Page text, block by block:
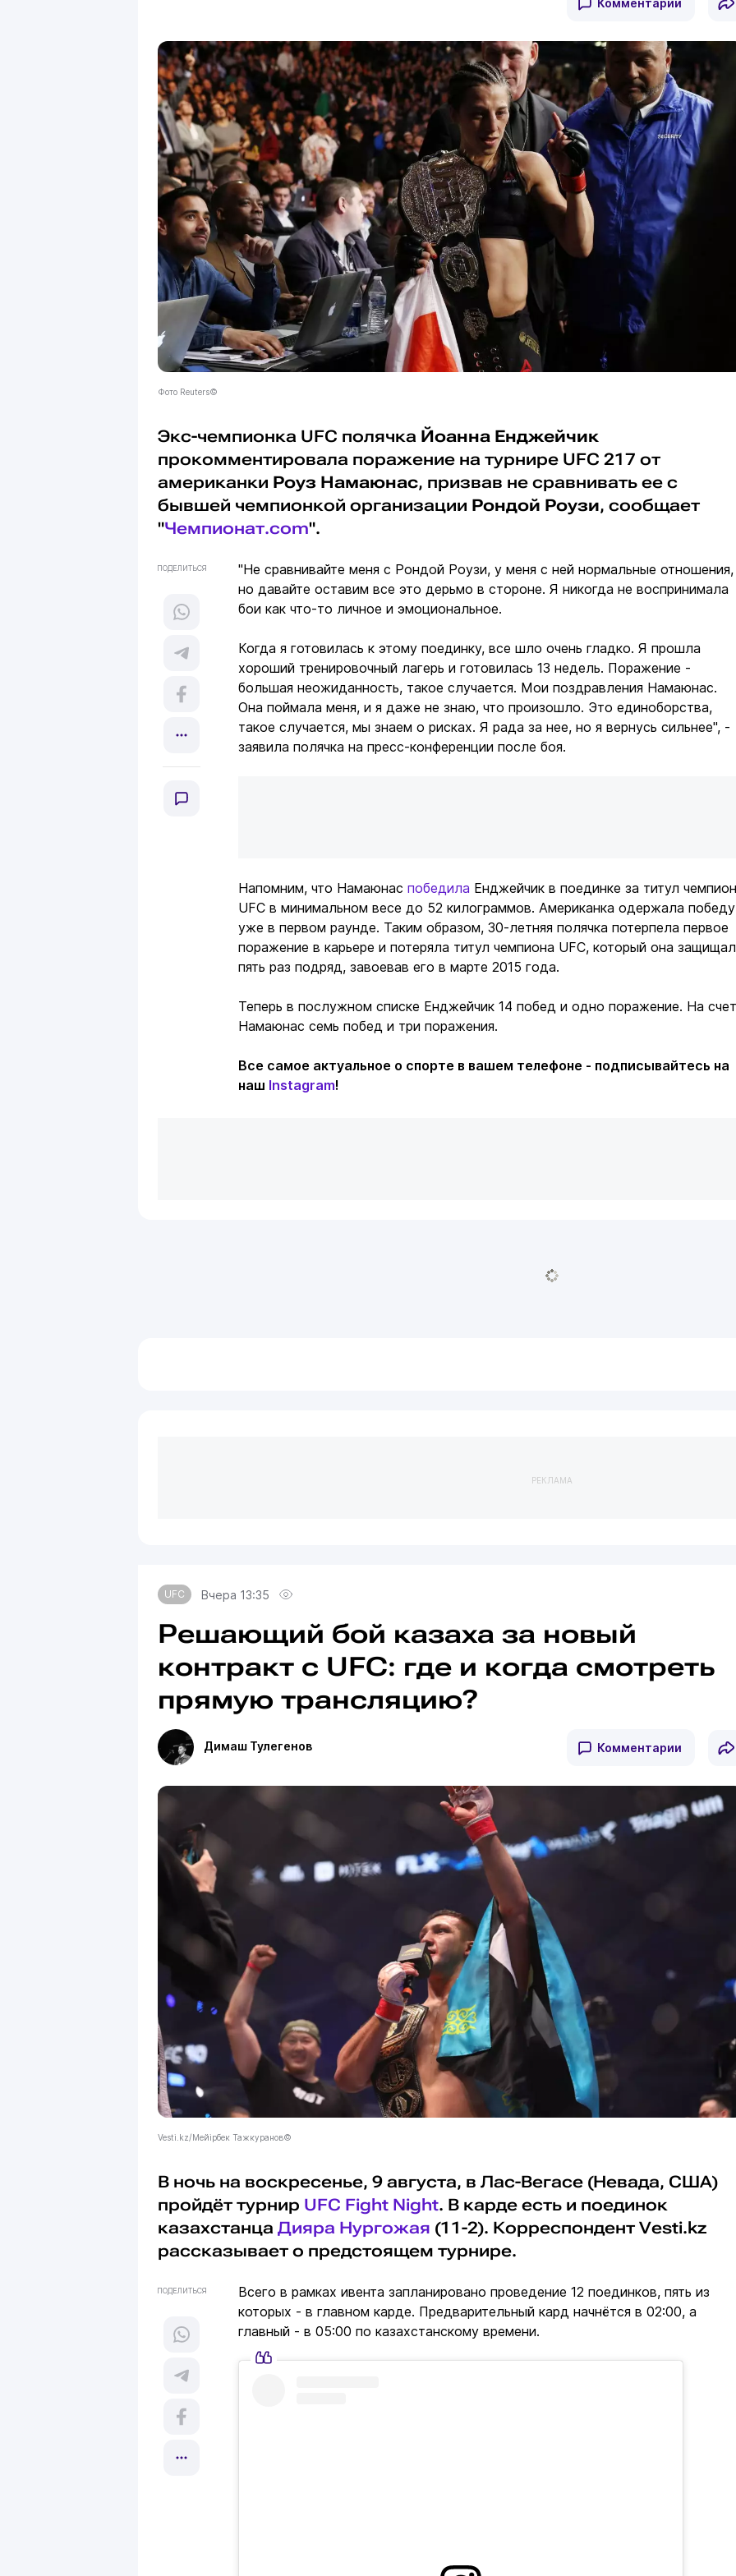
Комментарии
Фото Reuters©
Экс-чемпионка UFC полячка Йоанна Енджейчик
прокомментировала поражение на турнире UFC 217 от
американки Роуз Намаюнас, призвав не сравнивать ее с
бывшей чемпионкой организации Рондой Роузи, сообщает
"Чемпионат.com".
ПОДЕЛИТЬСЯ
"Не сравнивайте меня с Рондой Роузи, у меня с ней нормальные отношения,
но давайте оставим все это дерьмо в стороне. Я никогда не воспринимала
бои как что-то личное и эмоциональное.
Когда я готовилась к этому поединку, все шло очень гладко. Я прошла
хороший тренировочный лагерь и готовилась 13 недель. Поражение -
большая неожиданность, такое случается. Мои поздравления Намаюнас.
Она поймала меня, и я даже не знаю, что произошло. Это единоборства,
такое случается, мы знаем о рисках. Я рада за нее, но я вернусь сильнее", -
заявила полячка на пресс-конференции после боя.
Напомним, что Намаюнас победила Енджейчик в поединке за титул
UFC в минимальном весе до 52 килограммов. Американка одержала победу
уже в первом раунде. Таким образом, 30-летняя полячка потерпела первое
поражение в карьере и потеряла титул чемпиона UFC, который она
пять раз подряд, завоевав его в марте 2015 года.
Теперь в послужном списке Енджейчик 14 побед и одно поражение. На
Намаюнас семь побед и три поражения.
Все самое актуальное о спорте в вашем телефоне - подписывайтесь на
наш Instagram!
РЕКЛАМА
UFC Вчера 13:35
Решающий бой казаха за новый
контракт с UFC: где и когда смотреть
прямую трансляцию?
Димаш Тулегенов Комментарии
Vesti.kz/Мейірбек Тажкуранов©
В ночь на воскресенье, 9 августа, в Лас-Вегасе (Невада, США)
пройдёт турнир UFC Fight Night. В карде есть и поединок
казахстанца Дияра Нургожая (11-2). Корреспондент Vesti.kz
рассказывает о предстоящем турнире.
ПОДЕЛИТЬСЯ
Всего в рамках ивента запланировано проведение 12 поединков, пять из
которых - в главном карде. Предварительный кард начнётся в 02:00, а
главный - в 05:00 по казахстанскому времени.